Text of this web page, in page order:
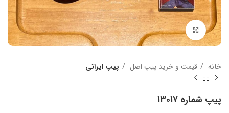
بزرگنمایی تصویر
خانه قیمت و خرید پیپ اصل پیپ ایرانی
پیپ شماره ۱۳۰۱۷